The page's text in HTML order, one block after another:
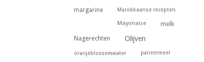
margarine Marokkaanse recepten
Mayonaise
melk
Nagerechten
Olijven
oranjebloesemwater paneermeel